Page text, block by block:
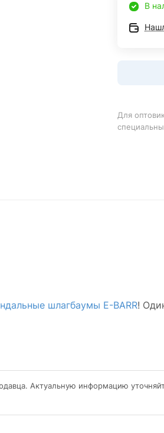
В
Для
шлагбаумы E-BARR!
Актуальную информацию